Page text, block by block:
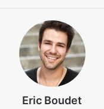
Eric Boudet